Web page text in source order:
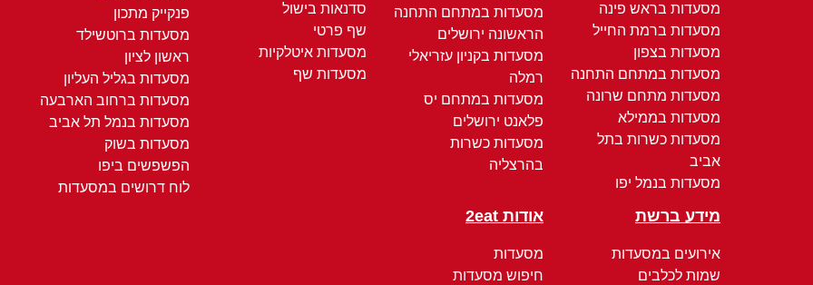
מסעדות בראש פינה
מסעדות ברמת החייל
מסעדות בצפון
מסעדות במתחם התחנה
מסעדות מתחם שרונה
מסעדות בממילא
מסעדות כשרות בתל
אביב
מסעדות בנמל יפו
מסעדות במתחם התחנה
הראשונה ירושלים
מסעדות בקניון עזריאלי
רמלה
מסעדות במתחם יס
פלאנט ירושלים
מסעדות כשרות
בהרצליה
סדנאות בישול
שף פרטי
מסעדות איטלקיות
מסעדות שף
פנקייק מתכון
מסעדות ברוטשילד
ראשון לציון
מסעדות בגליל העליון
מסעדות ברחוב הארבעה
מסעדות בנמל תל אביב
מסעדות בשוק
הפשפשים ביפו
לוח דרושים במסעדות
מידע ברשת
אירועים במסעדות
שמות לכלבים
אודות 2eat
מסעדות
חיפוש מסעדות